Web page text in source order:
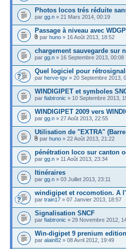
Photos locos trés réduite
par gg.n » 21 Mars 2014, 00:19
Passage à niveau avec WDGP
par huno » 16 Août 2013, 18:52
chargement sauvegarde sur
par gg.n » 16 Septembre 2013, 00:08
Quel logiciel pour
par herve-tgv » 20 Septembre 2013,
WINDIGIPET et symboles
par fiabtronic » 10 Septembre 2013,
WINDIGIPET 2009 vers
par gg.n » 27 Août 2013, 22:55
Utilisation de "EXTRA"
par huno » 22 Août 2013, 21:22
pénétration loco sur canton
par gg.n » 11 Août 2013, 23:34
Itinéraires
par gg.n » 03 Juillet 2013, 23:11
windigipet et rocomotion. A
par train17 » 07 Janvier 2013, 18:57
Signalisation SNCF
par fiabtronic » 29 Novembre 2012,
Win-digipet 9 prenium edition
par alain82 » 08 Avril 2012, 19:49